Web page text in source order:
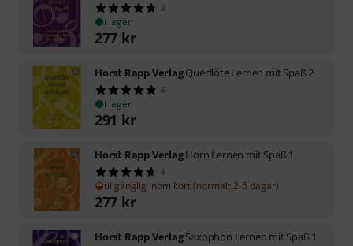
3
i lager
277 kr
Horst Rapp VerlagQuerflöte Lernen mit Spaß 2
6
i lager
291 kr
Horst Rapp VerlagHorn Lernen mit Spaß 1
5
tillgänglig inom kort (normalt 2-5 dagar)
277 kr
Horst Rapp VerlagSaxophon Lernen mit Spaß 1